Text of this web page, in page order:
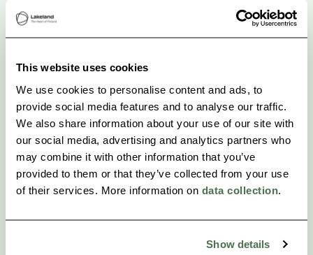
This website uses cookies
We use cookies to personalise content and ads, to
provide social media features and to analyse our traffic.
We also share information about your use of our site with
our social media, advertising and analytics partners who
may combine it with other information that you’ve
provided to them or that they’ve collected from your use
of their services. More information on data collection
Show details